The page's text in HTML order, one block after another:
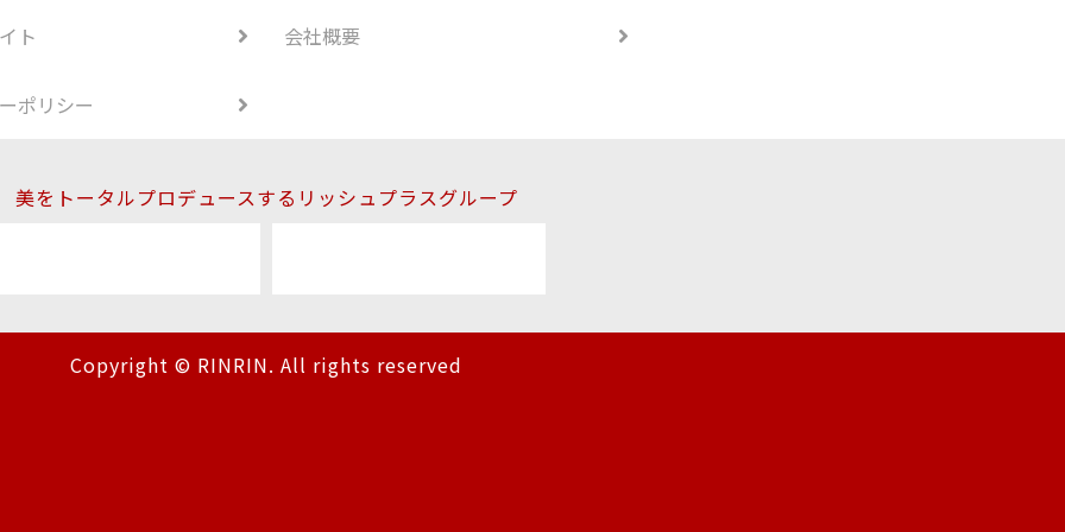
ト 会社概要
ポリシー
美をトータルプロデュースするリッシュプラスグループ
Copyright © RINRIN. All rights reserved